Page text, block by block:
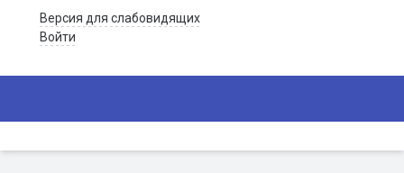
Версия для слабовидящих
Войти